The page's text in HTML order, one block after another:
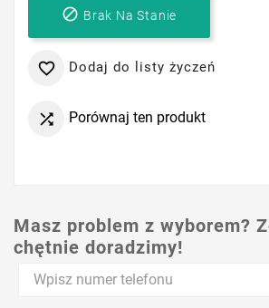
 Brak Na Stanie
 Dodaj do listy życzeń
 Porównaj ten produkt
Masz problem z wyborem?
chętnie doradzimy!